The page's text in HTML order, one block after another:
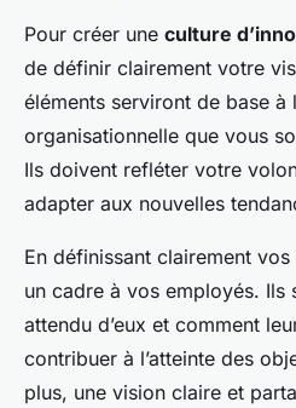
Pour créer une culture
de définir clairement votre
éléments serviront de base à
organisationnelle que vous
Ils doivent refléter votre
adapter aux nouvelles
En définissant clairement
un cadre à vos employés. Ils
attendu d’eux et comment
contribuer à l’atteinte des
plus, une vision claire et